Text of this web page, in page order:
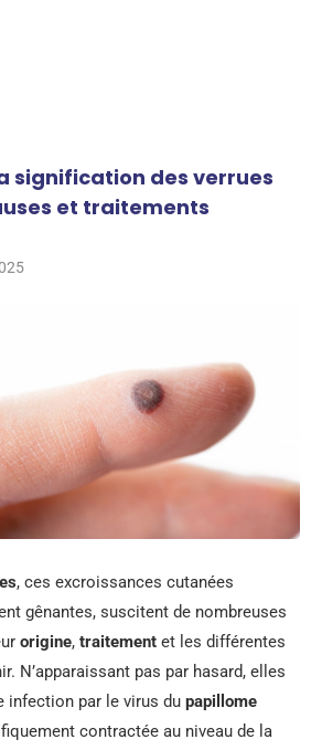
signification des verrues
et traitements
, ces excroissances cutanées
gênantes, suscitent de nombreuses
origine, traitement et les différentes
N’apparaissant pas par hasard, elles
infection par le virus du papillome
contractée au niveau de la